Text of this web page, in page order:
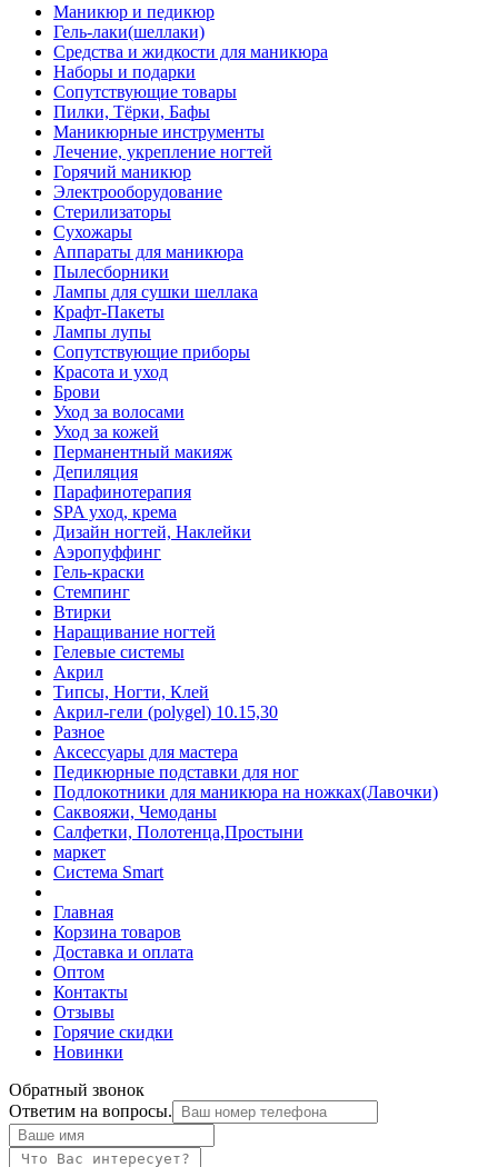
Маникюр и педикюр
Гель-лаки(шеллаки)
Средства и жидкости для маникюра
Наборы и подарки
Сопутствующие товары
Пилки, Тёрки, Бафы
Маникюрные инструменты
Лечение, укрепление ногтей
Горячий маникюр
Электрооборудование
Стерилизаторы
Сухожары
Аппараты для маникюра
Пылесборники
Лампы для сушки шеллака
Крафт-Пакеты
Лампы лупы
Сопутствующие приборы
Красота и уход
Брови
Уход за волосами
Уход за кожей
Перманентный макияж
Депиляция
Парафинотерапия
SPA уход, крема
Дизайн ногтей, Наклейки
Аэропуффинг
Гель-краски
Стемпинг
Втирки
Наращивание ногтей
Гелевые системы
Акрил
Типсы, Ногти, Клей
Акрил-гели (polygel) 10.15,30
Разное
Аксессуары для мастера
Педикюрные подставки для ног
Подлокотники для маникюра на ножках(Лавочки)
Саквояжи, Чемоданы
Салфетки, Полотенца,Простыни
маркет
Система Smart
Главная
Корзина товаров
Доставка и оплата
Оптом
Контакты
Отзывы
Горячие скидки
Новинки
Обратный звонок
Ответим на вопросы.